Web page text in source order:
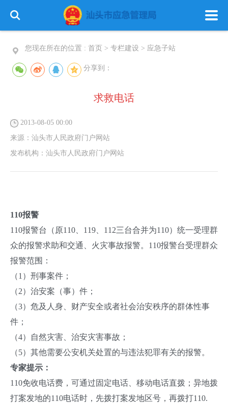
政务服务
信息公开 专栏建设
您现在所在的位置 : 首页 > 专栏建设 > 应急子站
分享到：
求救电话
2013-08-05 00:00
来源： 汕头市人民政府门户网站
发布机构： 汕头市人民政府门户网站
110报警
110报警台（原110、119、112三台合并为110）统一受理群
众的报警求助和交通、火灾事故报警。110报警台受理群众
报警范围：
（1）刑事案件；
（2）治安案（事）件；
（3）危及人身、财产安全或者社会治安秩序的群体性事
件；
（4）自然灾害、治安灾害事故；
（5）其他需要公安机关处置的与违法犯罪有关的报警。
专家提示：
110免收电话费，可通过固定电话、移动电话直拨；异地拨
打案发地的110电话时，先拨打案发地区号，再拨打110.